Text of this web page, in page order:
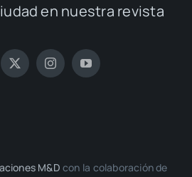
en nues­tra revis­ta
M&D con la cola­bo­ra­ción de